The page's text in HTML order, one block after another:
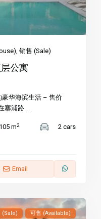
,销售 (Sale)
公寓
豪华海滨生活 – 售价
塞浦路 ...
105 m2
2 cars
Email
(Sale) 可售 (Available)